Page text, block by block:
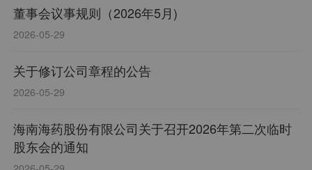
董事会议事规则（2026年5月)
2026-05-29
关于修订公司章程的公告
2026-05-29
海南海药股份有限公司关于召开2026年第二次临时
股东会的通知